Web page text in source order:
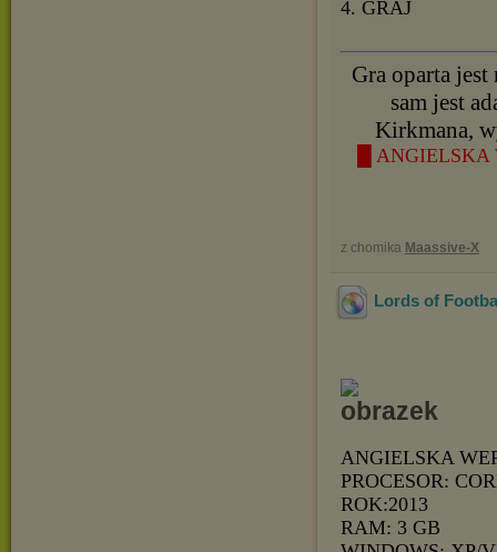
4. GRAJ
Gra oparta
sam jest
Kirkmana,
█
z chomika Maassive-X
Lords of
ANGIELSKA
PROCESOR:
ROK:2013
RAM: 3 GB